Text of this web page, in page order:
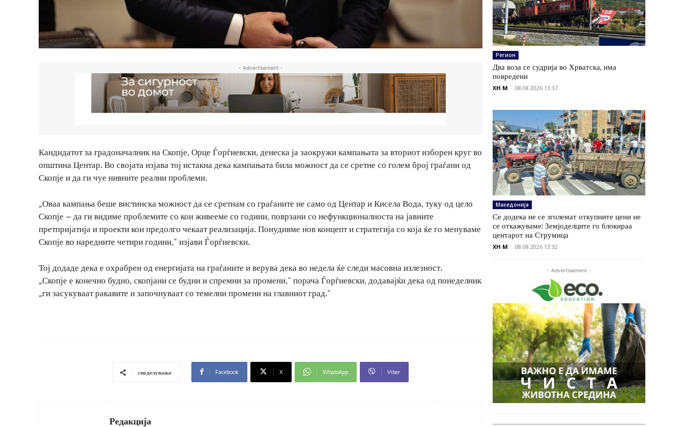
- Advertisement -
Кандидатот за градоначалник на Скопје, Орце Ѓорѓиевски, денеска ја заокружи кампањата за вториот изборен круг во
општина Центар. Во својата изјава тој истакна дека кампањата била можност да се сретне со голем број граѓани од
Скопје и да ги чуе нивните реални проблеми.
„Оваа кампања беше вистинска можност да се сретнам со граѓаните не само од Центар и Кисела Вода, туку од цело
Скопје – да ги видиме проблемите со кои живееме со години, поврзани со нефункционалноста на јавните
претпријатија и проекти кои предолго чекаат реализација. Понудивме нов концепт и стратегија со која ќе го менуваме
Скопје во наредните четири години,“ изјави Ѓорѓиевски.
Тој додаде дека е охрабрен од енергијата на граѓаните и верува дека во недела ќе следи масовна излезност.
„Скопје е конечно будно, скопјани се будни и спремни за промени,“ порача Ѓорѓиевски, додавајќи дека од понеделник
„ги засукуваат ракавите и започнуваат со темелни промени на главниот град.“
споделување Facebook X WhatsApp Viber
Редакција
Регион
Два воза се судрија во Хрватска, има
повредени
XH M - 08.08.2026 13:37
Македонија
Се додека не се зголемат откупните цени не
се откажуваме: Земјоделците го блокираа
центарот на Струмица
XH M - 08.08.2026 13:32
- Advertisement -